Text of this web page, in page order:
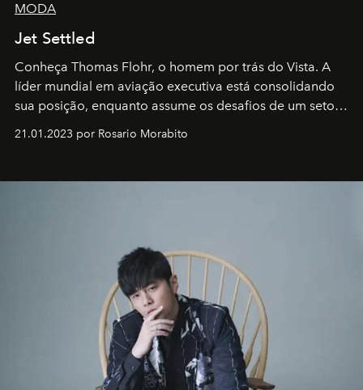
MODA
Jet Settled
Conheça Thomas Flohr, o homem por trás do Vista. A
líder mundial em aviação executiva está consolidando
sua posição, enquanto assume os desafios de um setor
em rápida evolução e redefinindo o conceito de luxo
21.01.2023 por Rosario Morabito